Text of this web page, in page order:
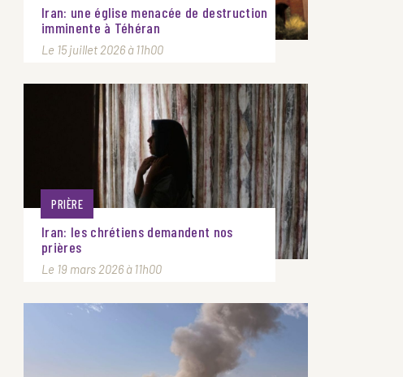
Iran: une église menacée de destruction
imminente à Téhéran
Le 15 juillet 2026 à 11h00
PRIÈRE
Iran: les chrétiens demandent nos
prières
Le 19 mars 2026 à 11h00